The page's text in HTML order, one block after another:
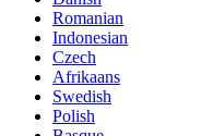
Romanian
Indonesian
Czech
Afrikaans
Swedish
Polish